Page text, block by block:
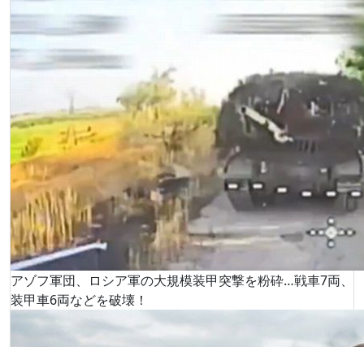
アゾフ軍団、ロシア軍の大規模装甲突撃を粉砕…戦車7両、
装甲車6両などを破壊！